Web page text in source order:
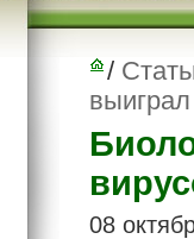
/
08